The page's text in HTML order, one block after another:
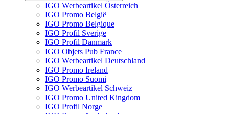
IGO Werbeartikel Österreich
IGO Promo België
IGO Promo Belgique
IGO Profil Sverige
IGO Profil Danmark
IGO Objets Pub France
IGO Werbeartikel Deutschland
IGO Promo Ireland
IGO Promo Suomi
IGO Werbeartikel Schweiz
IGO Promo United Kingdom
IGO Profil Norge